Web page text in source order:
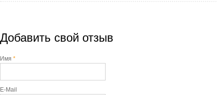
Добавить свой отзыв
Имя *
E-Mail